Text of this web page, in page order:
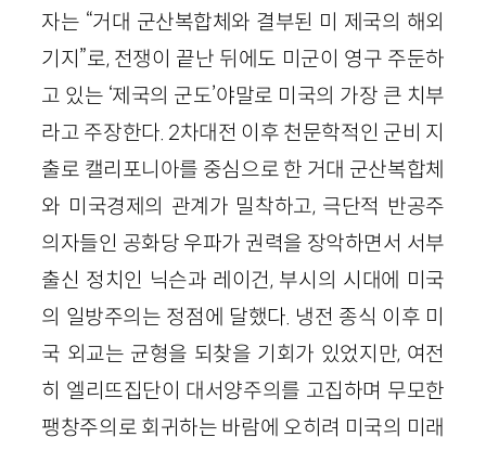
자는 “거대 군산복합체와 결부된 미 제국의 해외
기지”로, 전쟁이 끝난 뒤에도 미군이 영구 주둔하
고 있는 ‘제국의 군도’야말로 미국의 가장 큰 치부
라고 주장한다. 2차대전 이후 천문학적인 군비 지
출로 캘리포니아를 중심으로 한 거대 군산복합체
와 미국경제의 관계가 밀착하고, 극단적 반공주
의자들인 공화당 우파가 권력을 장악하면서 서부
출신 정치인 닉슨과 레이건, 부시의 시대에 미국
의 일방주의는 정점에 달했다. 냉전 종식 이후 미
국 외교는 균형을 되찾을 기회가 있었지만, 여전
히 엘리뜨집단이 대서양주의를 고집하며 무모한
팽창주의로 회귀하는 바람에 오히려 미국의 미래